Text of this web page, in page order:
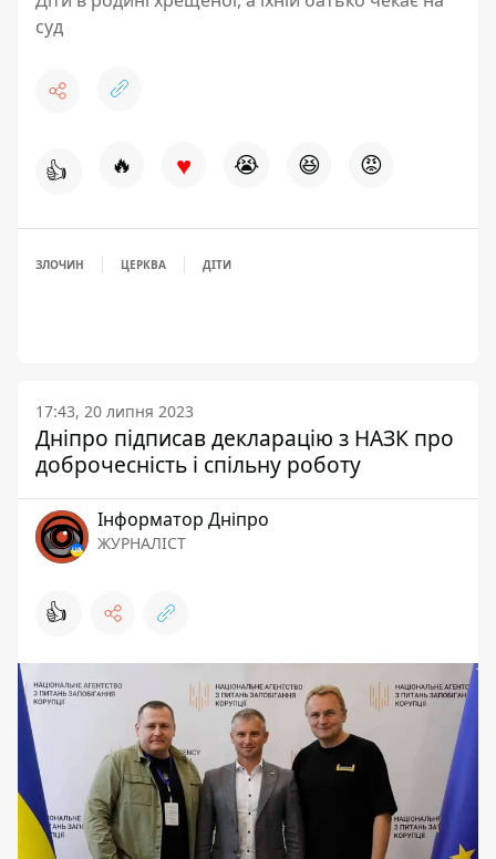
суд
👍 🔥 ♥ 😭 😆 😡
ЗЛОЧИН ЦЕРКВА ДІТИ
17:43, 20 липня 2023
Дніпро підписав декларацію з НАЗК про
доброчесність і спільну роботу
Інформатор Дніпро
ЖУРНАЛІСТ
👍